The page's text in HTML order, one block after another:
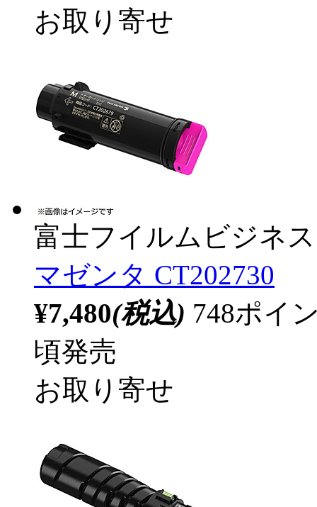
お取り寄せ
富士フイルムビジネ
マゼンタ CT202730
¥7,480(税込) 748ポイ
頃発売
お取り寄せ